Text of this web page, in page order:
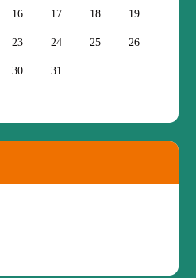
16 17 18 19
23 24 25 26
30 31